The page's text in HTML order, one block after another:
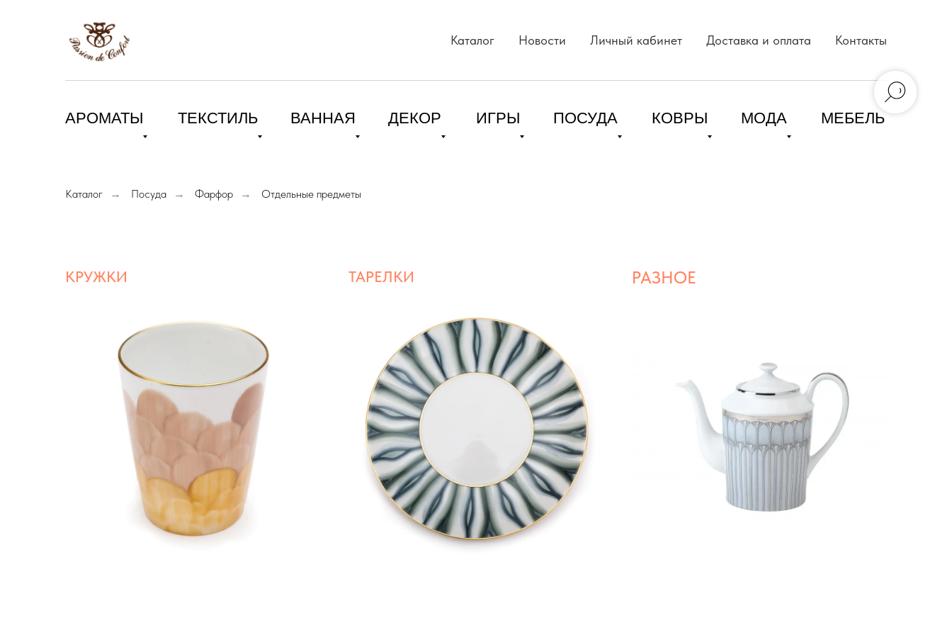
Каталог Новости Личный кабинет Доставка и оплата Контакты
АРОМАТЫ ИГРЫ
ВАННАЯ МЕБЕЛЬ
МОДА
КОВРЫ
ПОСУДА
ДЕКОР
ТЕКСТИЛЬ
Каталог → Посуда → Фарфор → Отдельные предметы
КРУЖКИ ТАРЕЛКИ РАЗНОЕ